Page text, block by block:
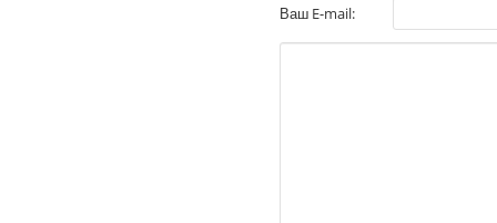
Ваш E-mail: